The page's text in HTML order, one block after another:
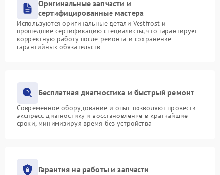
Оригинальные запчасти и
сертифицированные мастера
Используются оригинальные детали Vestfrost и
прошедшие сертификацию специалисты, что гарантирует
корректную работу после ремонта и сохранение
гарантийных обязательств
Бесплатная диагностика и быстрый ремонт
Современное оборудование и опыт позволяют провести
экспресс-диагностику и восстановление в кратчайшие
сроки, минимизируя время без устройства
Гарантия на работы и запчасти